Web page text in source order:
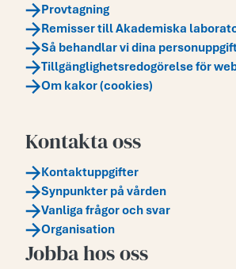
Provtagning
Remisser till Akademiska
Så behandlar vi dina
Tillgänglighetsredogörelse för
Om kakor (cookies)
Kontakta oss
Kontaktuppgifter
Synpunkter på vården
Vanliga frågor och svar
Organisation
Jobba hos oss